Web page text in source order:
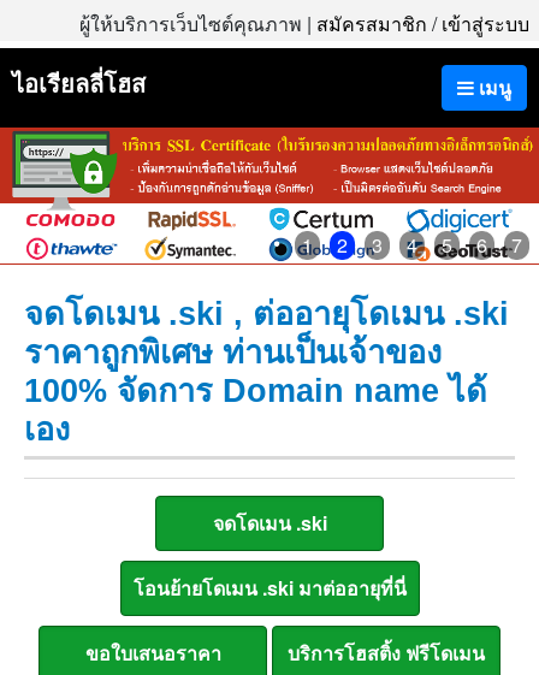
ผู้ให้บริการเว็บไซต์คุณภาพ | สมัครสมาชิก /เข้าสู่ระบบ
เมนู
ไอเรียลลี่โฮส
1 2 3 4 5 6 7
จดโดเมน .ski , ต่ออายุโดเมน .ski
ราคาถูกพิเศษ ท่านเป็นเจ้าของ
100% จัดการ Domain name ได้
เอง